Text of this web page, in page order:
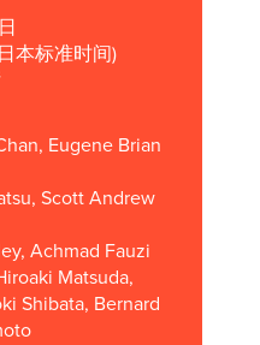
本标准时间)
Eugene Brian
Scott Andrew
Achmad Fauzi
Matsuda,
Shibata, Bernard